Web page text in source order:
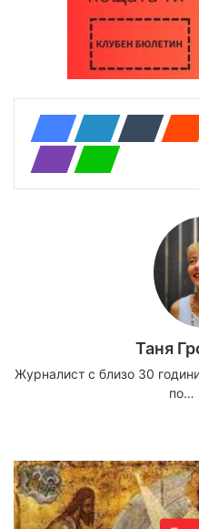
Таня
Журналист с близо 30
по…